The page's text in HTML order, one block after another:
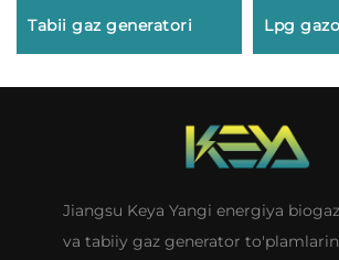
Tabii gaz generatori Lpg
Jiangsu Keya Yangi energiya
va tabiiy gaz generator